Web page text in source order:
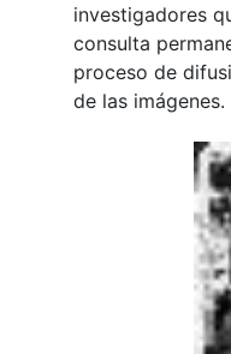
investigadores
consulta
proceso de
de las imágenes.